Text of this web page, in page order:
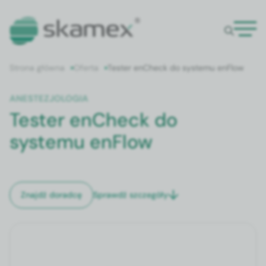
Oferta Tester enCheck do systemu enFlow
ANESTEZJOLOGIA
Tester enCheck do
systemu enFlow
Znajdź doradcę Sprawdź szczegóły